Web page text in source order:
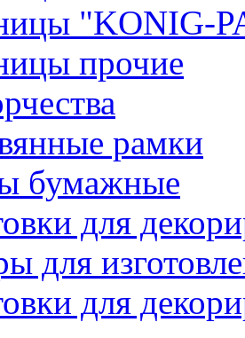
"KONIG-
прочие
рамки
бумажные
для
для
для